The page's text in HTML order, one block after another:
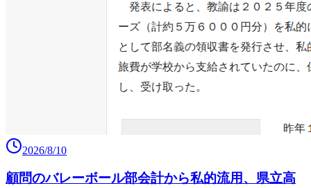
2026/8/10
顧問のバレーボール部会計から私的流用、県立高